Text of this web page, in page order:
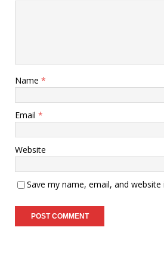
Name *
Email *
Website
Save my name, email, and